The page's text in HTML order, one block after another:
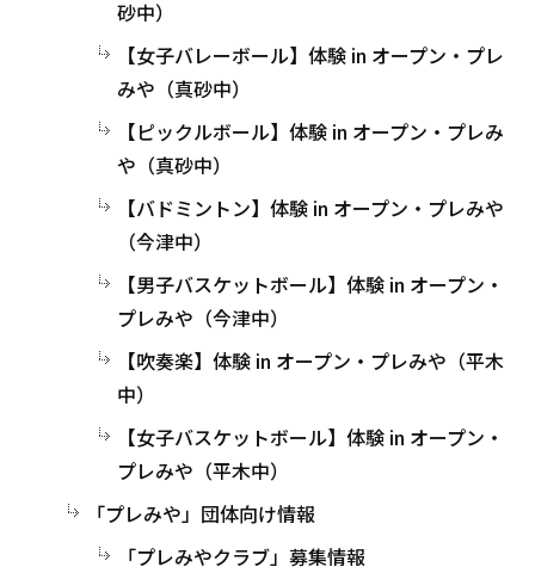
砂中）
【女子バレーボール】体験 in オープン・プレ
みや（真砂中）
【ピックルボール】体験 in オープン・プレみ
や（真砂中）
【バドミントン】体験 in オープン・プレみや
（今津中）
【男子バスケットボール】体験 in オープン・
プレみや（今津中）
【吹奏楽】体験 in オープン・プレみや（平木
中）
【女子バスケットボール】体験 in オープン・
プレみや（平木中）
「プレみや」団体向け情報
「プレみやクラブ」募集情報